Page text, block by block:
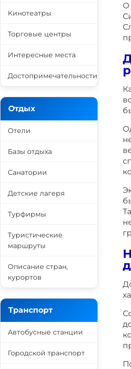
О
Кинотеатры
Торговые центры
Интересные места
Достопримечательности
Отдых
Отели
Базы отдыха
Санатории
Детские лагеря
Турфирмы
Туристические
маршруты
Описание стран,
курортов
Транспорт
Автобусные станции
Городской транспорт